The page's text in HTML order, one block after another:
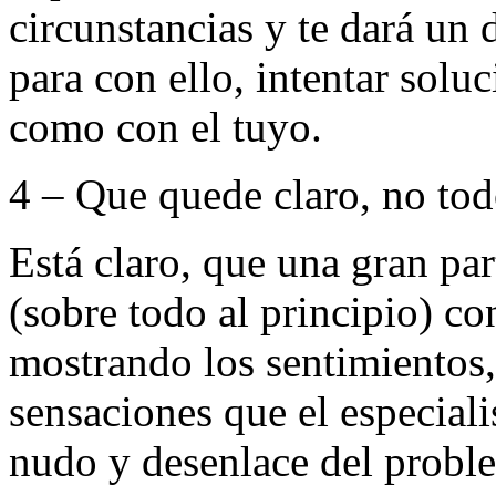
circunstancias y te dará un
para con ello, intentar
como con el tuyo.
4 – Que quede claro, no
Está claro, que una gran
(sobre todo al principio)
mostrando los
sensaciones que el
nudo y desenlace del